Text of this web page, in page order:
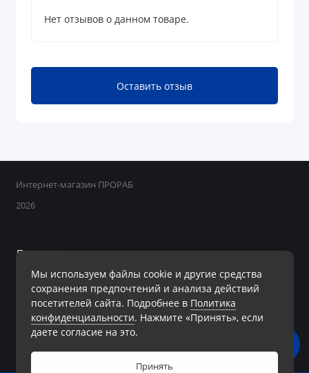
Нет отзывов о данном товаре.
Оставить отзыв
Мы используем файлы cookie и другие средства
сохранения предпочтений и анализа действий
посетителей сайта. Подробнее в Политика
конфиденциальности. Нажмите «Принять», если
даете согласие на это.
Принять
Интернет-магазин ПРОРАБ
2026
Поддержка
+7 950 800-40-09
Ежедневно с 8:00 до 19:00 Без перерывов и выходных
Мы в сети